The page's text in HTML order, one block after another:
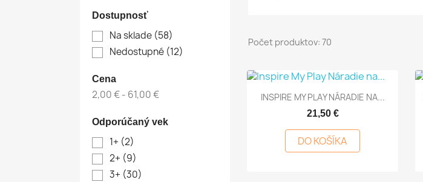
Dostupnosť
Na sklade (58)
Nedostupné (12)
Cena
2,00 € - 61,00 €
Odporúčaný vek
1+ (2)
2+ (9)
3+ (30)
Počet produktov: 70
 Rýchly náhľad
INSPIRE MY PLAY NÁRADIE NA...
21,50 €
DO KOŠÍKA